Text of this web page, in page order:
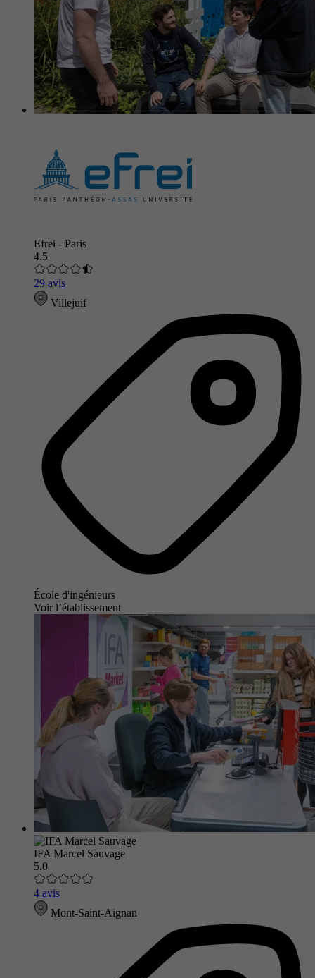
Efrei - Paris
4.5
29 avis
Villejuif
École d'ingénieurs
Voir l’établissement
IFA Marcel Sauvage
5.0
4 avis
Mont-Saint-Aignan